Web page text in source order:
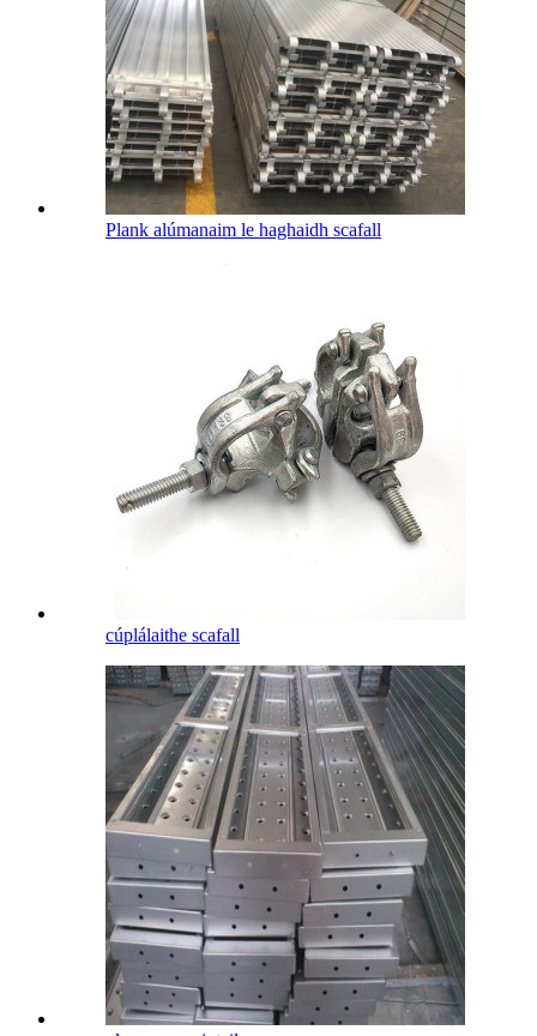
Plank alúmanaim le haghaidh scafall
cúplálaithe scafall